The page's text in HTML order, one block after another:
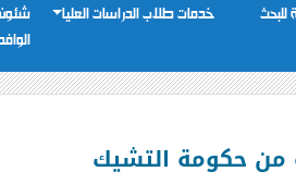
للبحث
خدمات طلاب الدراسات العليا
من حكومة التشيك